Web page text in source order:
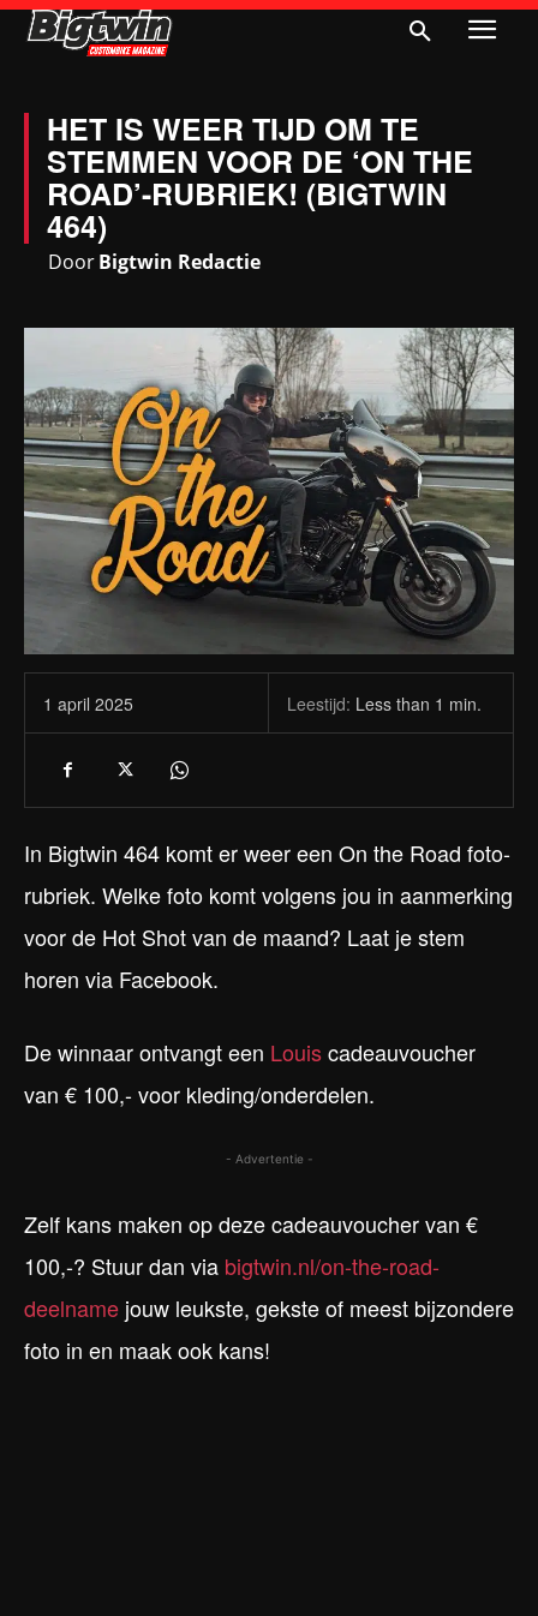
HET IS WEER TIJD OM TE
STEMMEN VOOR DE ‘ON THE
ROAD’-RUBRIEK! (BIGTWIN
464)
DoorBigtwin Redactie
1 april 2025 Leestijd: Less than 1 min.
In Bigtwin 464 komt er weer een On the Road foto-
rubriek. Welke foto komt volgens jou in aanmerking
voor de Hot Shot van de maand? Laat je stem
horen via Facebook.
De winnaar ontvangt een Louiscadeauvoucher
van € 100,- voor kleding/onderdelen.
- Advertentie -
Zelf kans maken op deze cadeauvoucher van €
100,-? Stuur dan via bigtwin.nl/on-the-road-
deelname jouw leukste, gekste of meest bijzondere
foto in en maak ook kans!